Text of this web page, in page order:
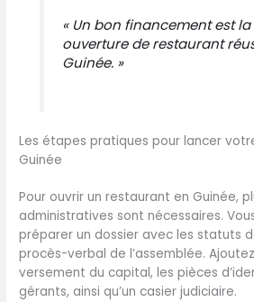
« Un bon financement est la
ouverture de restaurant
Guinée. »
Les étapes pratiques pour lancer
Guinée
Pour ouvrir un restaurant en Guinée,
administratives sont nécessaires.
préparer un dossier avec les statuts
procès-verbal de l’assemblée.
versement du capital, les pièces
gérants, ainsi qu’un casier judiciaire.